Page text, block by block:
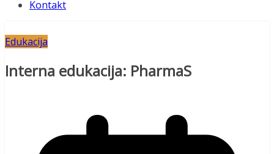
Kontakt
Edukacija
Interna edukacija: PharmaS